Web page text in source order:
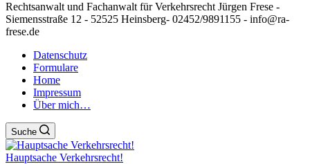
Rechtsanwalt und Fachanwalt für Verkehrsrecht Jürgen Frese -
Siemensstraße 12 - 52525 Heinsberg- 02452/9891155 - info@ra-
frese.de
Datenschutz
Formulare
Home
Impressum
Über mich…
Suche
Hauptsache Verkehrsrecht!